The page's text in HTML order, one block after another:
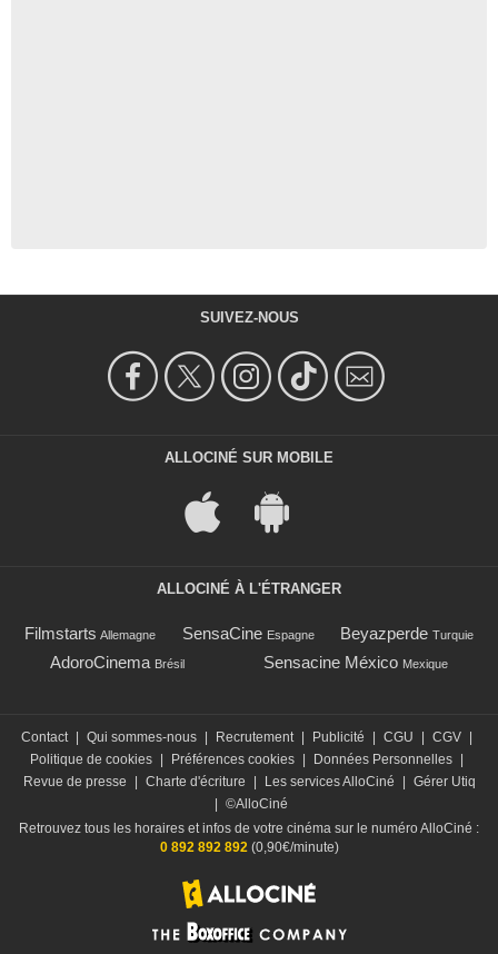
SUIVEZ-NOUS
ALLOCINÉ SUR MOBILE
ALLOCINÉ À L'ÉTRANGER
Filmstarts Allemagne SensaCine Espagne Beyazperde Turquie
AdoroCinema Brésil Sensacine México Mexique
Contact Qui sommes-nous Recrutement Publicité CGU CGV
Politique de cookies
Préférences cookies Données Personnelles
Revue de presse
Charte d'écriture Les services AlloCiné
Gérer Utiq
©AlloCiné
Retrouvez tous les horaires et infos de votre cinéma sur le numéro AlloCiné :
0 892 892 892(0,90€/minute)